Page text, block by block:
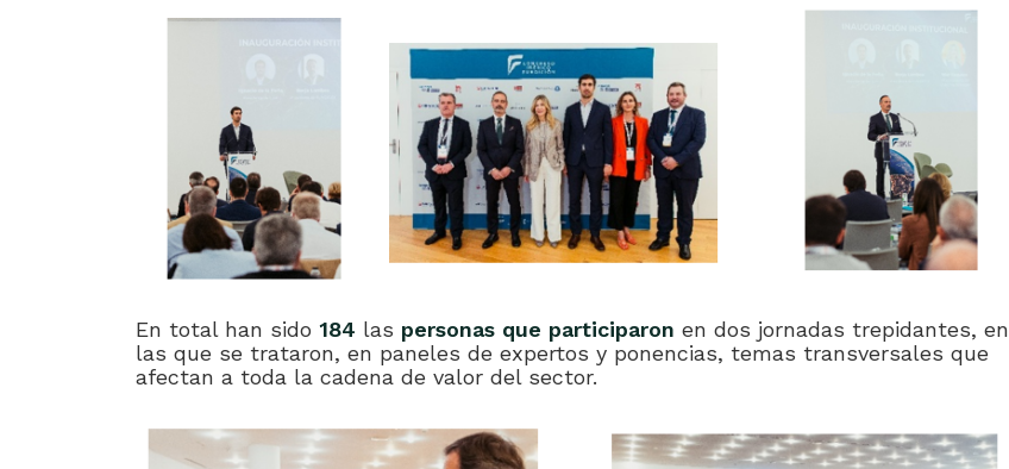
En total han sido 184 las personas que participaron en dos jornadas trepidantes, en
las que se trataron, en paneles de expertos y ponencias, temas transversales que
afectan a toda la cadena de valor del sector.